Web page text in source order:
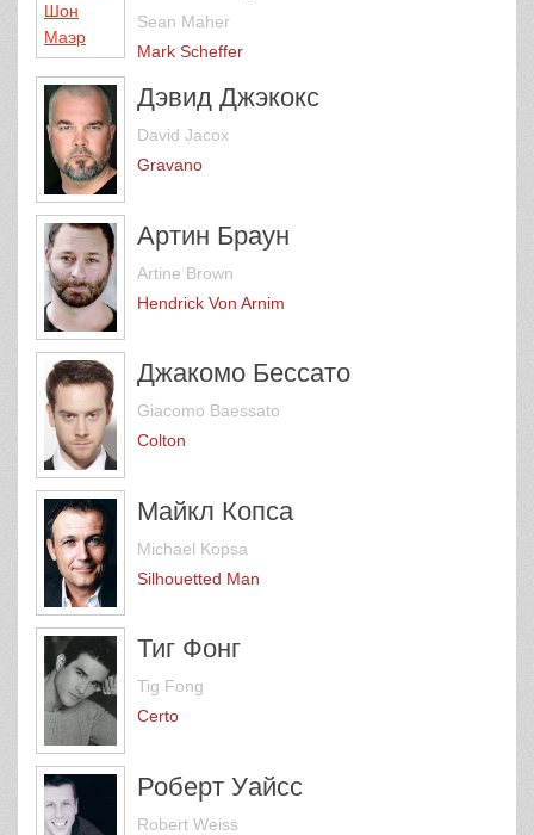
Sean Maher
Mark Scheffer
Дэвид Джэкокс
David Jacox
Gravano
Артин Браун
Artine Brown
Hendrick Von Arnim
Джакомо Бессато
Giacomo Baessato
Colton
Майкл Копса
Michael Kopsa
Silhouetted Man
Тиг Фонг
Tig Fong
Certo
Роберт Уайсс
Robert Weiss